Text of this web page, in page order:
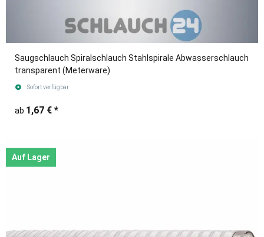
Saugschlauch Spiralschlauch Stahlspirale Abwasserschlauch
transparent (Meterware)
Sofort verfügbar
ab 1,67 € *
Auf Lager